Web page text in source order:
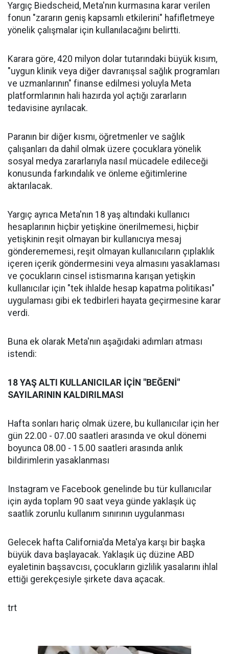
Yargıç Biedscheid, Meta'nın kurmasına karar verilen
fonun "zararın geniş kapsamlı etkilerini" hafifletmeye
yönelik çalışmalar için kullanılacağını belirtti.
Karara göre, 420 milyon dolar tutarındaki büyük kısım,
"uygun klinik veya diğer davranışsal sağlık programları
ve uzmanlarının" finanse edilmesi yoluyla Meta
platformlarının hali hazırda yol açtığı zararların
tedavisine ayrılacak.
Paranın bir diğer kısmı, öğretmenler ve sağlık
çalışanları da dahil olmak üzere çocuklara yönelik
sosyal medya zararlarıyla nasıl mücadele edileceği
konusunda farkındalık ve önleme eğitimlerine
aktarılacak.
Yargıç ayrıca Meta'nın 18 yaş altındaki kullanıcı
hesaplarının hiçbir yetişkine önerilmemesi, hiçbir
yetişkinin reşit olmayan bir kullanıcıya mesaj
gönderememesi, reşit olmayan kullanıcıların çıplaklık
içeren içerik göndermesini veya almasını yasaklaması
ve çocukların cinsel istismarına karışan yetişkin
kullanıcılar için "tek ihlalde hesap kapatma politikası"
uygulaması gibi ek tedbirleri hayata geçirmesine karar
verdi.
Buna ek olarak Meta'nın aşağıdaki adımları atması
istendi:
18 YAŞ ALTI KULLANICILAR İÇİN "BEĞENİ"
SAYILARININ KALDIRILMASI
Hafta sonları hariç olmak üzere, bu kullanıcılar için her
gün 22.00 - 07.00 saatleri arasında ve okul dönemi
boyunca 08.00 - 15.00 saatleri arasında anlık
bildirimlerin yasaklanması
Instagram ve Facebook genelinde bu tür kullanıcılar
için ayda toplam 90 saat veya günde yaklaşık üç
saatlik zorunlu kullanım sınırının uygulanması
Gelecek hafta California'da Meta'ya karşı bir başka
büyük dava başlayacak. Yaklaşık üç düzine ABD
eyaletinin başsavcısı, çocukların gizlilik yasalarını ihlal
ettiği gerekçesiyle şirkete dava açacak.
trt